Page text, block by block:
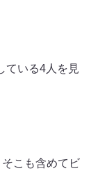
ている4人を見
こも含めてビ